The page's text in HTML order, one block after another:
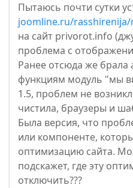
Пытаюсь почти сутки
joomline.ru/
на сайт privorot.info
проблема с
Ранее отсюда же брала
функциям модуль "мы
1.5, проблем не
чистила, браузеры и
Была версия, что
или компоненте,
оптимизацию сайта.
подскажет, где эту
отключить???